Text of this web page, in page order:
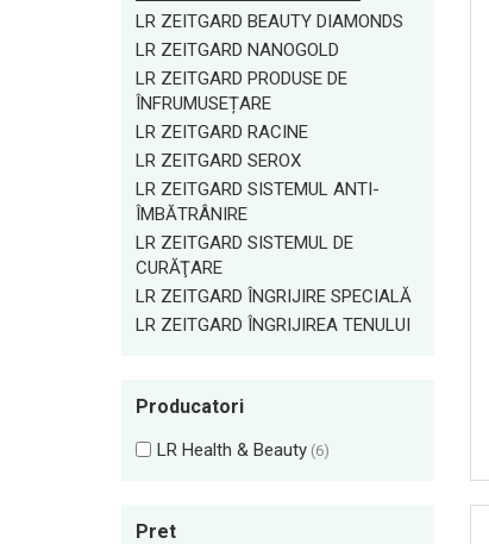
LR ZEITGARD RACINE
LR ZEITGARD SEROX
LR ZEITGARD SISTEMUL ANTI-
LR ZEITGARD SISTEMUL DE CURĂŢARE
LR ZEITGARD ÎNGRIJIRE SPECIALĂ
LR ZEITGARD ÎNGRIJIREA TENULUI
PROTECŢIE SOLARĂ
ÎNGRIJIRE BEBELUȘI ȘI COPII
ÎNGRIJIRE DENTARĂ
ÎNGRIJIRE PENTRU BĂRBAŢI
LR ZEITGARD BEAUTY DIAMONDS
LR ZEITGARD NANOGOLD
LR ZEITGARD PRODUSE DE
ÎNFRUMUSEȚARE
LR ZEITGARD RACINE
LR ZEITGARD SEROX
LR ZEITGARD SISTEMUL ANTI-
ÎMBĂTRÂNIRE
LR ZEITGARD SISTEMUL DE
CURĂŢARE
LR ZEITGARD ÎNGRIJIRE SPECIALĂ
LR ZEITGARD ÎNGRIJIREA TENULUI
Producatori
LR Health & Beauty (6)
Pret